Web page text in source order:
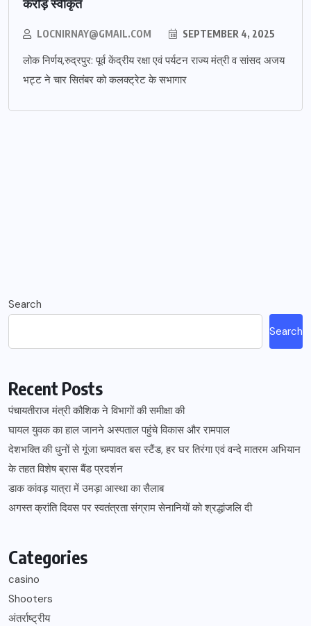
LOCNIRNAY@GMAIL.COM SEPTEMBER 4, 2025
लोक निर्णय,रुद्रपुर: पूर्व केंद्रीय रक्षा एवं पर्यटन राज्य मंत्री व सांसद अजय
भट्ट ने चार सितंबर को कलक्ट्रेट के सभागार
Search
Search
Recent Posts
पंचायतीराज मंत्री कौशिक ने विभागों की समीक्षा की
घायल युवक का हाल जानने अस्पताल पहुंचे विकास और रामपाल
देशभक्ति की धुनों से गूंजा चम्पावत बस स्टैंड, हर घर तिरंगा एवं वन्दे मातरम अभियान
के तहत विशेष ब्रास बैंड प्रदर्शन
डाक कांवड़ यात्रा में उमड़ा आस्था का सैलाब
अगस्त क्रांति दिवस पर स्वतंत्रता संग्राम सेनानियों को श्रद्धांजलि दी
Categories
casino
Shooters
अंतर्राष्ट्रीय